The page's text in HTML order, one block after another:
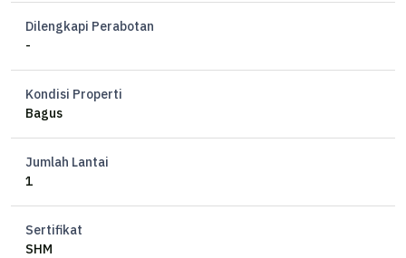
Dilengkapi Perabotan
-
Kondisi Properti
Bagus
Jumlah Lantai
1
Sertifikat
SHM